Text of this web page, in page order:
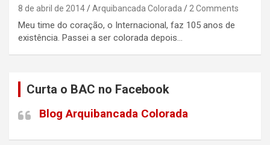
8 de abril de 2014 Arquibancada Colorada 2 Comments
Meu time do coração, o Internacional, faz 105 anos de
existência. Passei a ser colorada depois…
Curta o BAC no Facebook
Blog Arquibancada Colorada